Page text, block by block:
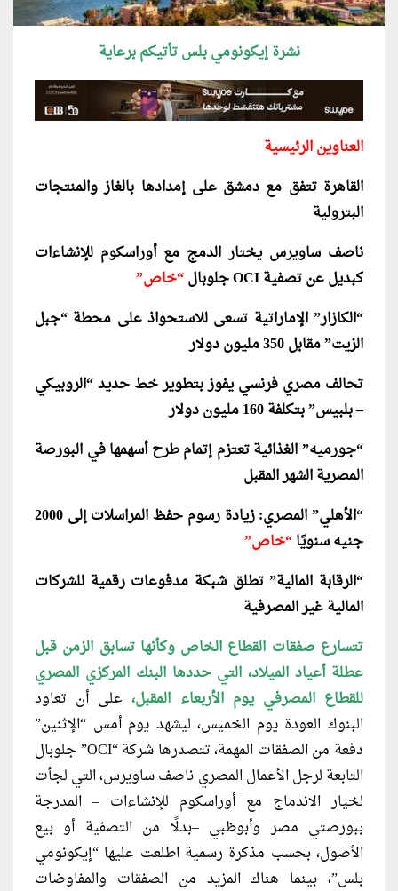
نشرة إيكونومي بلس تأتيكم برعاية
العناوين الرئيسية
القاهرة تتفق مع دمشق على إمدادها بالغاز والمنتجات
البترولية
ناصف ساويرس يختار الدمج مع أوراسكوم للإنشاءات
كبديل عن تصفية OCI جلوبال
“خاص”
“الكازار” الإماراتية تسعى للاستحواذ على محطة “جبل
الزيت” مقابل 350 مليون دولار
تحالف مصري فرنسي يفوز بتطوير خط حديد “الروبيكي
– بلبيس” بتكلفة 160 مليون دولار
“جورميه” الغذائية تعتزم إتمام طرح أسهمها في البورصة
المصرية الشهر المقبل
“الأهلي” المصري: زيادة رسوم حفظ المراسلات إلى 2000
جنيه سنويًا“خاص”
“الرقابة المالية” تطلق شبكة مدفوعات رقمية للشركات
المالية غير المصرفية
تتسارع صفقات القطاع الخاص وكأنها تسابق الزمن قبل
عطلة أعياد الميلاد، التي حددها البنك المركزي المصري
للقطاع المصرفي يوم الأربعاء المقبل،على أن تعاود
البنوك العودة يوم الخميس، ليشهد يوم أمس “الإثنين”
دفعة من الصفقات المهمة، تتصدرها شركة “OCI” جلوبال
التابعة لرجل الأعمال المصري ناصف ساويرس، التي لجأت
لخيار الاندماج مع أوراسكوم للإنشاءات – المدرجة
ببورصتي مصر وأبوظبي –بدلًا من التصفية أو بيع
الأصول، بحسب مذكرة رسمية اطلعت عليها “إيكونومي
بلس”، بينما هناك المزيد من الصفقات والمفاوضات